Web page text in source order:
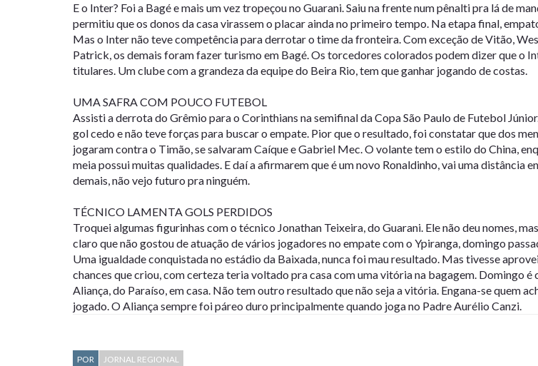
E o Inter? Foi a Bagé e mais um vez tropeçou no Guarani. Saiu na frente num pênalti pra lá de
permitiu que os donos da casa virassem o placar ainda no primeiro tempo. Na etapa final,
Mas o Inter não teve competência para derrotar o time da fronteira. Com exceção de Vitão,
Patrick, os demais foram fazer turismo em Bagé. Os torcedores colorados podem dizer que o
titulares. Um clube com a grandeza da equipe do Beira Rio, tem que ganhar jogando de costas.
UMA SAFRA COM POUCO FUTEBOL
Assisti a derrota do Grêmio para o Corinthians na semifinal da Copa São Paulo de Futebol
gol cedo e não teve forças para buscar o empate. Pior que o resultado, foi constatar que dos
jogaram contra o Timão, se salvaram Caíque e Gabriel Mec. O volante tem o estilo do China,
meia possui muitas qualidades. E daí a afirmarem que é um novo Ronaldinho, vai uma distância
demais, não vejo futuro pra ninguém.
TÉCNICO LAMENTA GOLS PERDIDOS
Troquei algumas figurinhas com o técnico Jonathan Teixeira, do Guarani. Ele não deu nomes,
claro que não gostou de atuação de vários jogadores no empate com o Ypiranga, domingo
Uma igualdade conquistada no estádio da Baixada, nunca foi mau resultado. Mas tivesse
chances que criou, com certeza teria voltado pra casa com uma vitória na bagagem. Domingo é
Aliança, do Paraíso, em casa. Não tem outro resultado que não seja a vitória. Engana-se quem
jogado. O Aliança sempre foi páreo duro principalmente quando joga no Padre Aurélio Canzi.
POR
JORNAL REGIONAL